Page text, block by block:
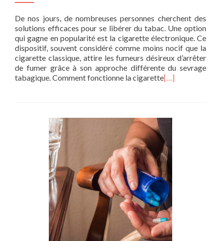
De nos jours, de nombreuses personnes cherchent des
solutions efficaces pour se libérer du tabac. Une option
qui gagne en popularité est la cigarette électronique. Ce
dispositif, souvent considéré comme moins nocif que la
cigarette classique, attire les fumeurs désireux d’arrêter
de fumer grâce à son approche différente du sevrage
tabagique. Comment fonctionne la cigarette[…]